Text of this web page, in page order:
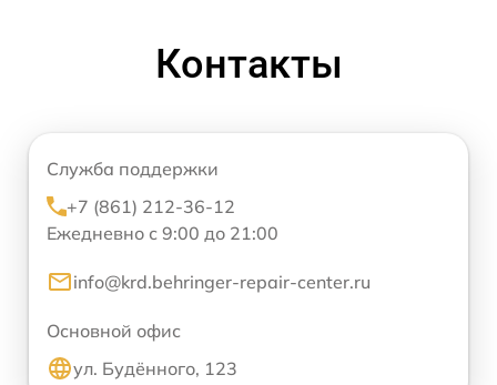
Контакты
Служба поддержки
+7 (861) 212-36-12
Ежедневно с 9:00 до 21:00
info@krd.behringer-repair-center.ru
Основной офис
ул. Будённого, 123